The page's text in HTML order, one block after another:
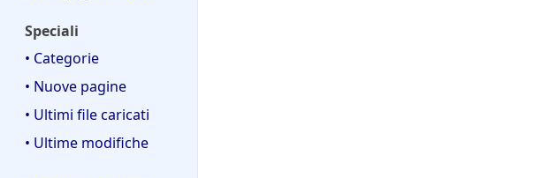
Speciali
• Categorie
• Nuove pagine
• Ultimi file caricati
• Ultime modifiche